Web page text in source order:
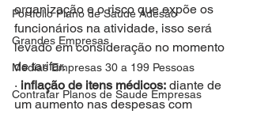
Portfolio Plano de Saude Adesão
Grandes Empresas
Medias Empresas 30 a 199 Pessoas
Contratar Planos de Saude Empresas
organização e o risco que expõe os
funcionários na atividade, isso será
levado em consideração no momento
de tarifar.
· inflação de itens médicos: diante de
um aumento nas despesas com